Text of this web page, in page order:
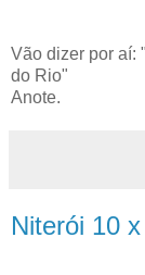
Vão dizer por aí:
do Rio"
Anote.
Niterói 10